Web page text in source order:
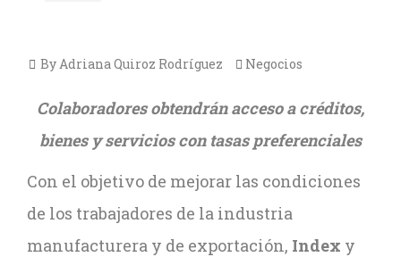
By Adriana Quiroz Rodríguez Negocios
Colaboradores obtendrán acceso a créditos,
bienes y servicios con tasas preferenciales
Con el objetivo de mejorar las condiciones
de los trabajadores de la industria
manufacturera y de exportación, Index y